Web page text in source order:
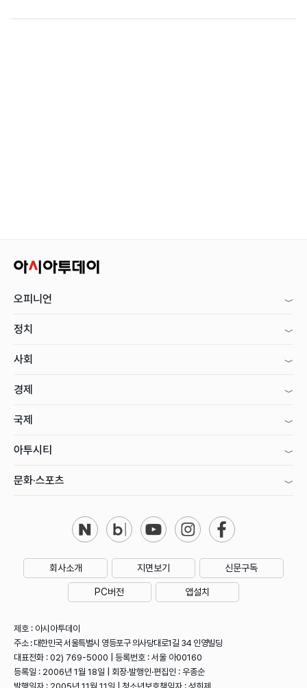
오피니언
정치
사회
경제
국제
아투시티
문화·스포츠
회사소개 지면보기 신문구독
PC버전 앱설치
제호 : 아시아투데이
주소 : 대한민국 서울특별시 영등포구 의사당대로1길 34 인영빌딩
대표전화 : 02) 769-5000 | 등록번호 : 서울 아00160
등록일 : 2006년 1월 18일 | 회장·발행인·편집인 : 우종순